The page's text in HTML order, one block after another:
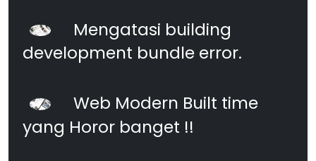
Mengatasi building
development bundle error.
Web Modern Built time
yang Horor banget !!